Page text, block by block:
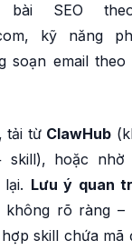
SEO
kỹ năng
soạn email
tải từ ClawHub
skill), hoặc nhờ
Lưu ý quan
rõ ràng –
skill chứa mã